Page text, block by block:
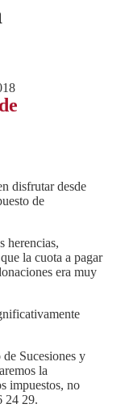
disfrutar desde
de
herencias,
la cuota a pagar
era muy
Sucesiones y
la
impuestos, no
24 29.